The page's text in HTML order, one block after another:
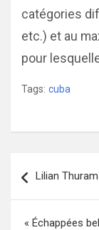
catégories
etc.) et au
pour
Tags: cuba
de
Lilian
« Échappées